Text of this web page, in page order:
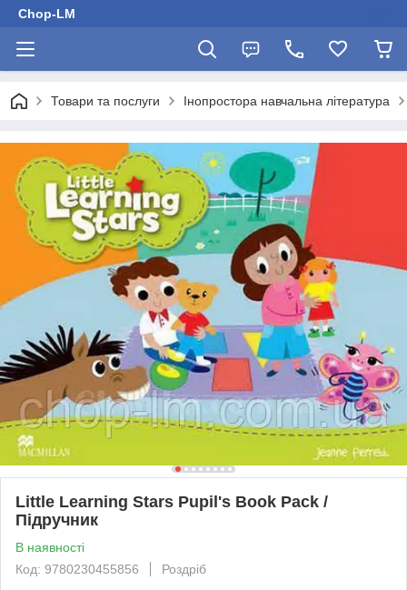
Chop-LM
Товари та послуги Інопростора навчальна література
Little Learning Stars Pupil's Book Pack /
Підручник
В наявності
Код: 9780230455856
Роздріб